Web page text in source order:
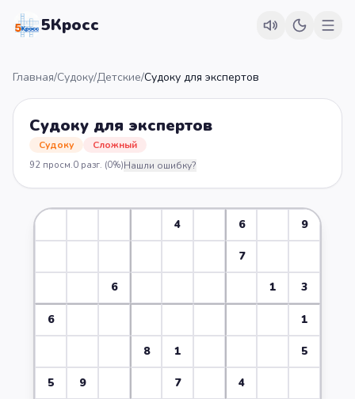
5Кросс
Главная/Судоку/Детские/Судоку для экспертов
Судоку для экспертов
Судоку Сложный
92 просм.0 разг. (0%)Нашли ошибку?
4 6 9
7
6 1 3
6 1
8 1 5
5 9 7 4